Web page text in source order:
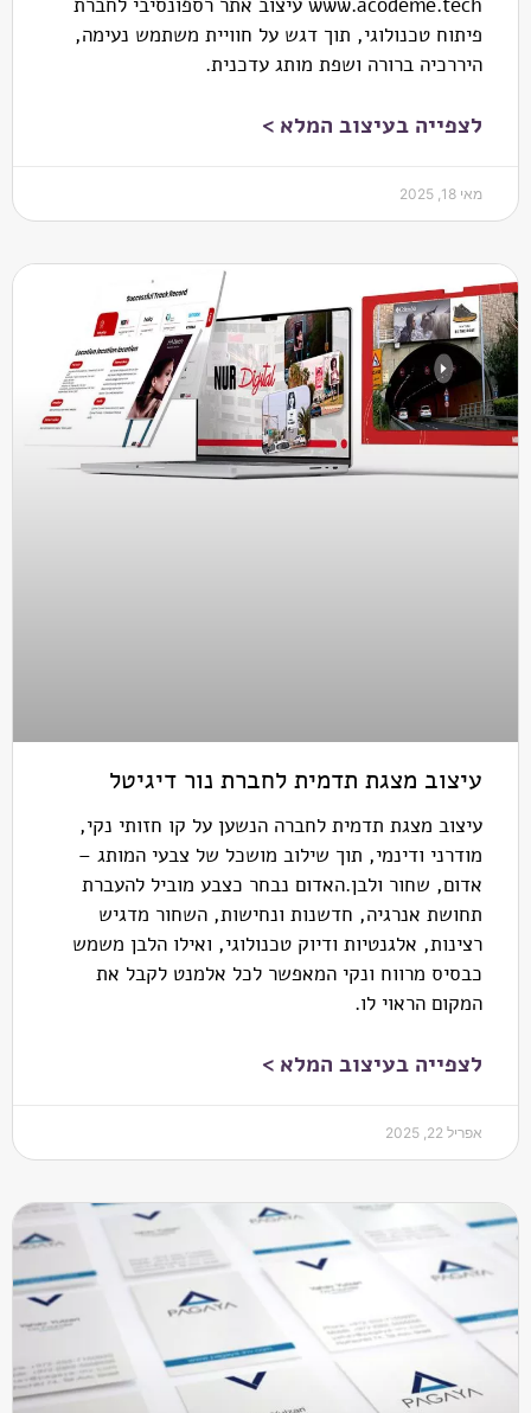
www.acodeme.tech עיצוב אתר רספונסיבי לחברת
פיתוח טכנולוגי, תוך דגש על חוויית משתמש נעימה,
היררכיה ברורה ושפת מותג עדכנית.
לצפייה בעיצוב המלא >
מאי 18, 2025
עיצוב מצגת תדמית לחברת נור דיגיטל
עיצוב מצגת תדמית לחברה הנשען על קו חזותי נקי,
מודרני ודינמי, תוך שילוב מושכל של צבעי המותג –
אדום, שחור ולבן.האדום נבחר כצבע מוביל להעברת
תחושת אנרגיה, חדשנות ונחישות, השחור מדגיש
רצינות, אלגנטיות ודיוק טכנולוגי, ואילו הלבן משמש
כבסיס מרווח ונקי המאפשר לכל אלמנט לקבל את
המקום הראוי לו.
לצפייה בעיצוב המלא >
אפריל 22, 2025